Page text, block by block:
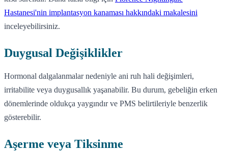
Hastanesi'nin implantasyon kanaması hakkındaki makalesini
inceleyebilirsiniz.
Duygusal Değişiklikler
Hormonal dalgalanmalar nedeniyle ani ruh hali değişimleri,
irritabilite veya duygusallık yaşanabilir. Bu durum, gebeliğin erken
dönemlerinde oldukça yaygındır ve PMS belirtileriyle benzerlik
gösterebilir.
Aşerme veya Tiksinme